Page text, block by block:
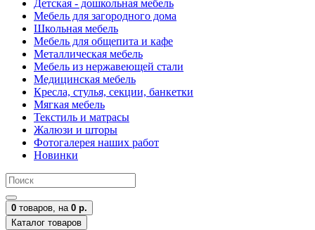
Детская - дошкольная мебель
Мебель для загородного дома
Школьная мебель
Мебель для общепита и кафе
Металлическая мебель
Мебель из нержавеющей стали
Медицинская мебель
Кресла, стулья, секции, банкетки
Мягкая мебель
Текстиль и матрасы
Жалюзи и шторы
Фотогалерея наших работ
Новинки
0 товаров, на 0 р.
Каталог товаров